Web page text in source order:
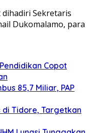
Sekretaris
Dukomalamo, para
Copot
85,7 Miliar, PAP
di Tidore, Targetkan